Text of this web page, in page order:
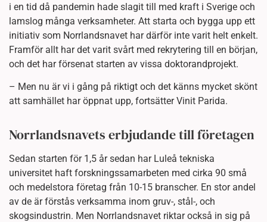
i en tid då pandemin hade slagit till med kraft i Sverige och
lamslog många verksamheter. Att starta och bygga upp ett
initiativ som Norrlandsnavet har därför inte varit helt enkelt.
Framför allt har det varit svårt med rekrytering till en början,
och det har försenat starten av vissa doktorandprojekt.
– Men nu är vi i gång på riktigt och det känns mycket skönt
att samhället har öppnat upp, fortsätter Vinit Parida.
Norrlandsnavets erbjudande till företagen
Sedan starten för 1,5 år sedan har Luleå tekniska
universitet haft forskningssamarbeten med cirka 90 små
och medelstora företag från 10-15 branscher. En stor andel
av de är förstås verksamma inom gruv-, stål-, och
skogsindustrin. Men Norrlandsnavet riktar också in sig på